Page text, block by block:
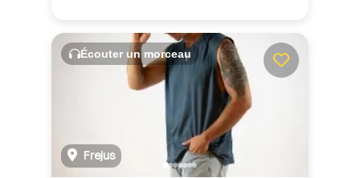
Écouter un morceau
Frejus